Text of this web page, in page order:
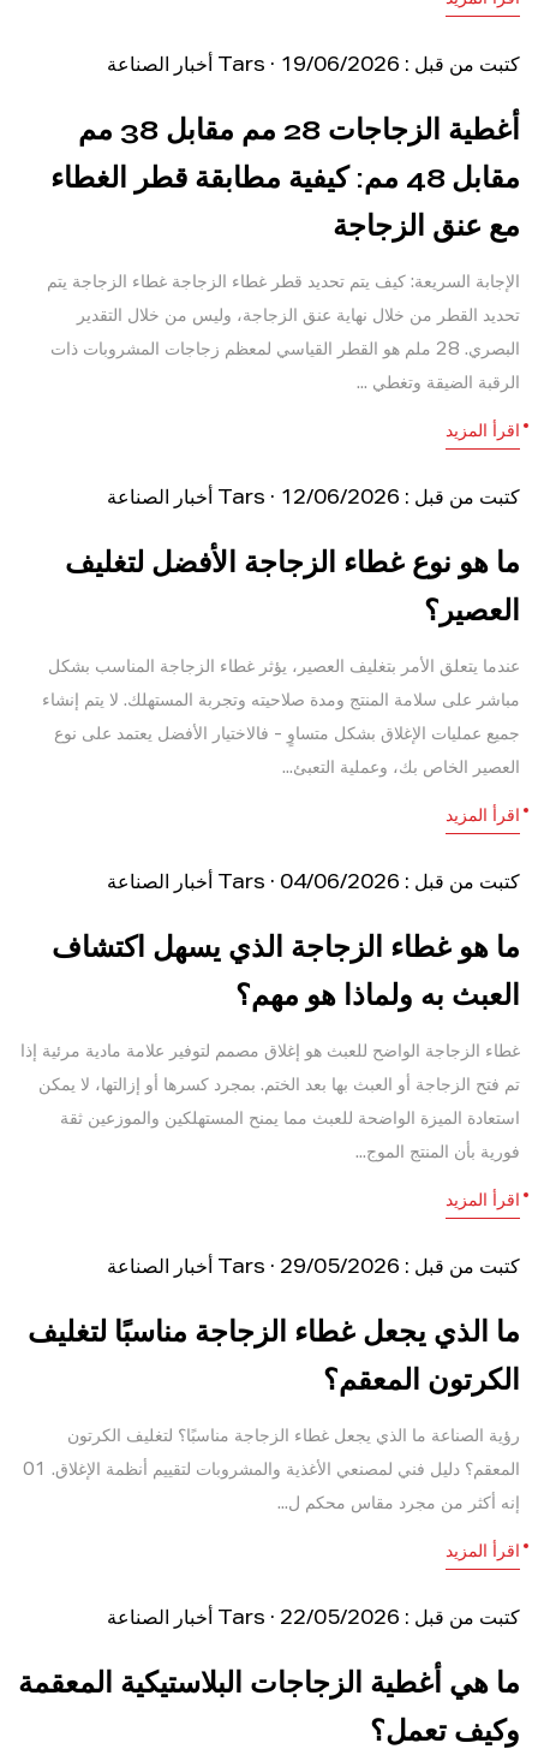
كتبت من قبل : Tars · 19/06/2026 أخبار الصناعة
أغطية الزجاجات 28 مم مقابل 38 مم
مقابل 48 مم: كيفية مطابقة قطر الغطاء
مع عنق الزجاجة
الإجابة السريعة: كيف يتم تحديد قطر غطاء الزجاجة غطاء الزجاجة يتم
تحديد القطر من خلال نهاية عنق الزجاجة، وليس من خلال التقدير
البصري. 28 ملم هو القطر القياسي لمعظم زجاجات المشروبات ذات
الرقبة الضيقة وتغطي ...
اقرأ المزيد
كتبت من قبل : Tars · 12/06/2026 أخبار الصناعة
ما هو نوع غطاء الزجاجة الأفضل لتغليف
العصير؟
عندما يتعلق الأمر بتغليف العصير، يؤثر غطاء الزجاجة المناسب بشكل
مباشر على سلامة المنتج ومدة صلاحيته وتجربة المستهلك. لا يتم إنشاء
جميع عمليات الإغلاق بشكل متساوٍ - فالاختيار الأفضل يعتمد على نوع
العصير الخاص بك، وعملية التعبئ...
اقرأ المزيد
كتبت من قبل : Tars · 04/06/2026 أخبار الصناعة
ما هو غطاء الزجاجة الذي يسهل اكتشاف
العبث به ولماذا هو مهم؟
غطاء الزجاجة الواضح للعبث هو إغلاق مصمم لتوفير علامة مادية مرئية إذا
تم فتح الزجاجة أو العبث بها بعد الختم. بمجرد كسرها أو إزالتها، لا يمكن
استعادة الميزة الواضحة للعبث مما يمنح المستهلكين والموزعين ثقة
فورية بأن المنتج الموج...
اقرأ المزيد
كتبت من قبل : Tars · 29/05/2026 أخبار الصناعة
ما الذي يجعل غطاء الزجاجة مناسبًا لتغليف
الكرتون المعقم؟
رؤية الصناعة ما الذي يجعل غطاء الزجاجة مناسبًا؟ لتغليف الكرتون
المعقم؟ دليل فني لمصنعي الأغذية والمشروبات لتقييم أنظمة الإغلاق. 01
إنه أكثر من مجرد مقاس محكم ل...
اقرأ المزيد
كتبت من قبل : Tars · 22/05/2026 أخبار الصناعة
ما هي أغطية الزجاجات البلاستيكية المعقمة
وكيف تعمل؟